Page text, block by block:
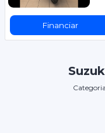
Financiar